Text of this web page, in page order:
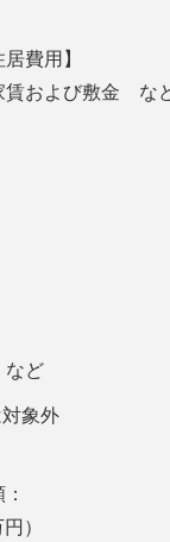
費用】
賃および敷金 な
料
ど
象外
）